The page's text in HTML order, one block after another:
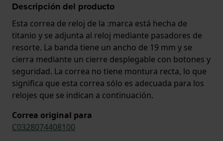
Descripción del producto
Esta correa de reloj de la :marca está hecha de
titanio y se adjunta al reloj mediante pasadores de
resorte. La banda tiene un ancho de 19 mm y se
cierra mediante un cierre desplegable con botones y
seguridad. La correa no tiene montura recta, lo que
significa que esta correa sólo es adecuada para los
relojes que se indican a continuación.
Correa original para
C0328074408100